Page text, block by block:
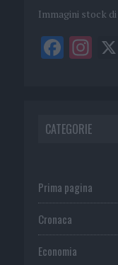
Immagini stock di
CATEGORIE
Prima pagina
Cronaca
Economia